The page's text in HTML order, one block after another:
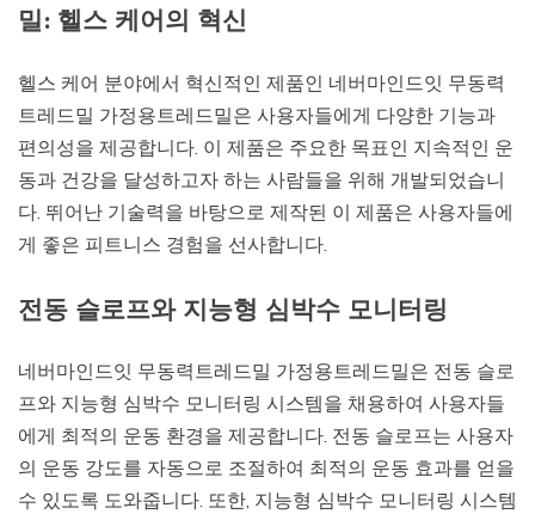
밀: 헬스 케어의 혁신
헬스 케어 분야에서 혁신적인 제품인 네버마인드잇 무동력
트레드밀 가정용트레드밀은 사용자들에게 다양한 기능과
편의성을 제공합니다. 이 제품은 주요한 목표인 지속적인 운
동과 건강을 달성하고자 하는 사람들을 위해 개발되었습니
다. 뛰어난 기술력을 바탕으로 제작된 이 제품은 사용자들에
게 좋은 피트니스 경험을 선사합니다.
전동 슬로프와 지능형 심박수 모니터링
네버마인드잇 무동력트레드밀 가정용트레드밀은 전동 슬로
프와 지능형 심박수 모니터링 시스템을 채용하여 사용자들
에게 최적의 운동 환경을 제공합니다. 전동 슬로프는 사용자
의 운동 강도를 자동으로 조절하여 최적의 운동 효과를 얻을
수 있도록 도와줍니다. 또한, 지능형 심박수 모니터링 시스템